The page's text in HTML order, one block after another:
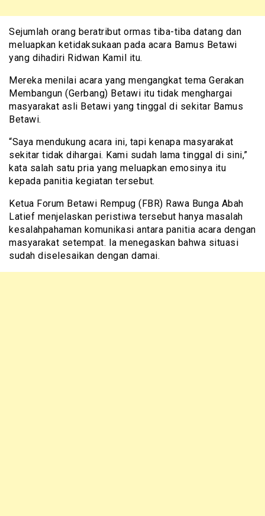
Sejumlah orang beratribut ormas tiba-tiba datang dan
meluapkan ketidaksukaan pada acara Bamus Betawi
yang dihadiri Ridwan Kamil itu.
Mereka menilai acara yang mengangkat tema Gerakan
Membangun (Gerbang) Betawi itu tidak menghargai
masyarakat asli Betawi yang tinggal di sekitar Bamus
Betawi.
“Saya mendukung acara ini, tapi kenapa masyarakat
sekitar tidak dihargai. Kami sudah lama tinggal di sini,”
kata salah satu pria yang meluapkan emosinya itu
kepada panitia kegiatan tersebut.
Ketua Forum Betawi Rempug (FBR) Rawa Bunga Abah
Latief menjelaskan peristiwa tersebut hanya masalah
kesalahpahaman komunikasi antara panitia acara dengan
masyarakat setempat. Ia menegaskan bahwa situasi
sudah diselesaikan dengan damai.